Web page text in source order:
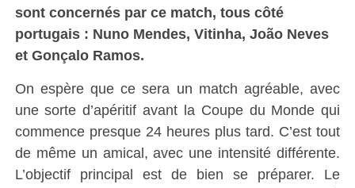
sont concernés par ce match, tous côté
portugais : Nuno Mendes, Vitinha, João Neves
et Gonçalo Ramos.
On espère que ce sera un match agréable, avec
une sorte d’apéritif avant la Coupe du Monde qui
commence presque 24 heures plus tard. C’est tout
de même un amical, avec une intensité différente.
L’objectif principal est de bien se préparer. Le